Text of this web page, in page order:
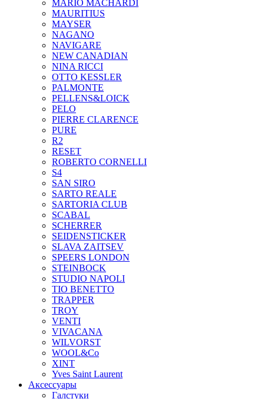
MARIO MACHARDI
MAURITIUS
MAYSER
NAGANO
NAVIGARE
NEW CANADIAN
NINA RICCI
OTTO KESSLER
PALMONTE
PELLENS&LOICK
PELO
PIERRE CLARENCE
PURE
R2
RESET
ROBERTO CORNELLI
S4
SAN SIRO
SARTO REALE
SARTORIA CLUB
SCABAL
SCHERRER
SEIDENSTICKER
SLAVA ZAITSEV
SPEERS LONDON
STEINBOCK
STUDIO NAPOLI
TIO BENETTO
TRAPPER
TROY
VENTI
VIVACANA
WILVORST
WOOL&Co
XINT
Yves Saint Laurent
Аксессуары
Галстуки